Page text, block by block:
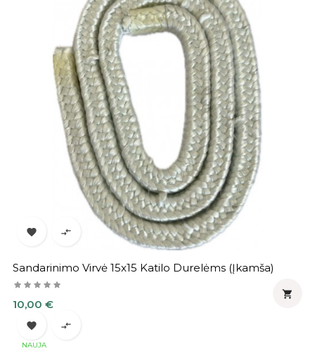
 
Sandarinimo Virvė 15x15 Katilo Durelėms (įkamša)
Kaina
10,00 €

NAUJA
 